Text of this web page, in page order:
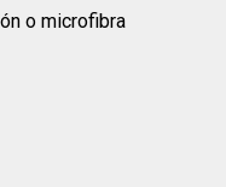
o microfibra